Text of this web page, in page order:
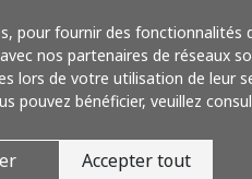
pour fournir des
nos partenaires de réseaux
de votre utilisation de leur
pouvez bénéficier, veuillez
Accepter tout
Payez avec